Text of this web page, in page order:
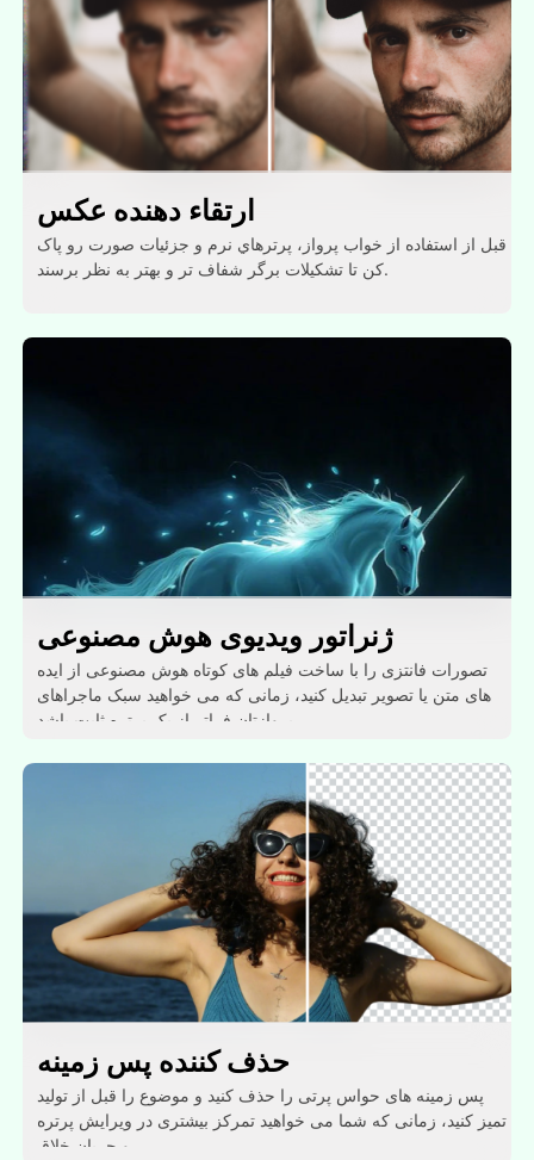
ارتقاء دهنده عکس
قبل از استفاده از خواب پرواز، پرترهاي نرم و جزئیات صورت رو پاک
کن تا تشکيلات برگر شفاف تر و بهتر به نظر برسند.
ژنراتور ویدیوی هوش مصنوعی
تصورات فانتزی را با ساخت فیلم های کوتاه هوش مصنوعی از ایده
های متن یا تصویر تبدیل کنید، زمانی که می خواهید سبک ماجراهای
حذف کننده پس زمینه
پس زمینه های حواس پرتی را حذف کنید و موضوع را قبل از تولید
تمیز کنید، زمانی که شما می خواهید تمرکز بیشتری در ویرایش پرتره